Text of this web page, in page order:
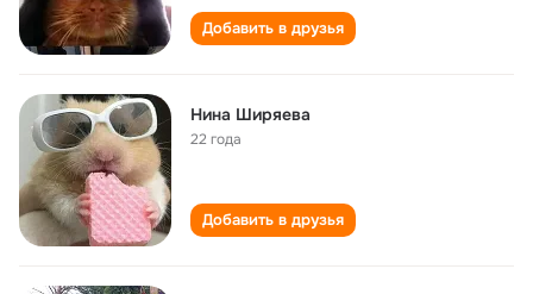
Добавить в друзья
Нина Ширяева
22 года
Добавить в друзья